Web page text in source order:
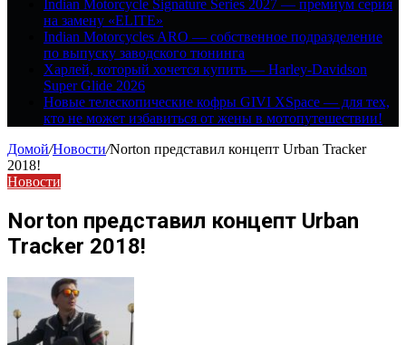
Indian Motorcycle Signature Series 2027 — премиум серия
на замену «ELITE»
Indian Motorcycles ARO — собственное подразделение
по выпуску заводского тюнинга
Харлей, который хочется купить — Harley-Davidson
Super Glide 2026
Новые телескопические кофры GIVI XSpace — для тех,
кто не может избавиться от жены в мотопутешествии!
Домой/Новости/Norton представил концепт Urban Tracker
2018!
Новости
Norton представил концепт Urban
Tracker 2018!